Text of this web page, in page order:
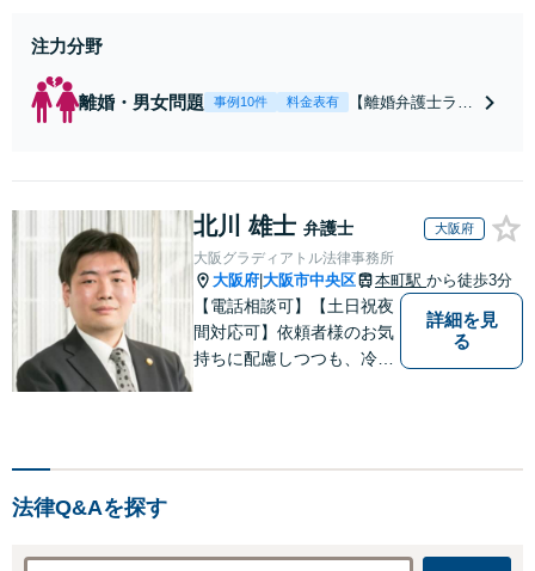
注力分野
離婚・男女問題 事例10件 料金表有
【離婚弁護士ラン
円】【離婚・不倫
問題に特化／実績
多数】財産分与、
慰謝料、養育費等
で金銭的に満足で
きる解決を目指し
ます。
北川 雄士 弁護士 大阪府
大阪グラディアトル法律事務所
大阪府 大阪市中央区 本町駅 から徒歩3分
【電話相談可】【土日祝夜
間対応可】依頼者様のお気
持ちに配慮しつつも、冷静
詳細を見
る
法律Q&Aを探す